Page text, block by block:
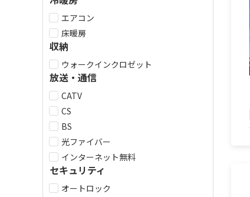
エアコン
床暖房
収納
ウォークインクロゼット
放送・通信
CATV
CS
BS
光ファイバー
インターネット無料
セキュリティ
オートロック